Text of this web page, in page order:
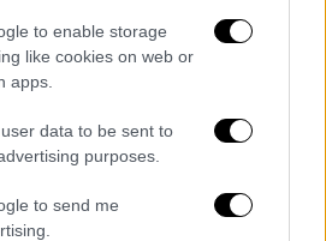
to enable storage
like cookies on web or
apps.
data to be sent to
purposes.
to send me
των Ηνωμένων Εθνώ
Δικαιώματα
πως βρίσκεται σε
και ισχυροποίηση» των
σε διάφορες περιοχές
στο βόρειο και στο
τμήμα.